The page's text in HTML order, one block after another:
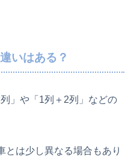
いはある？
」や「1列＋2列」などの
とは少し異なる場合もあり